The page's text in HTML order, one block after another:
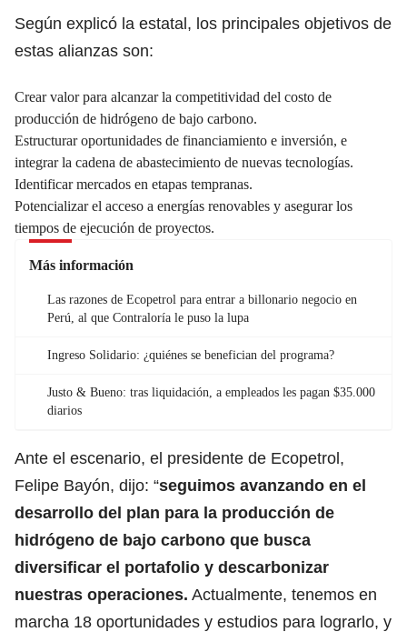
Según explicó la estatal, los principales objetivos de
estas alianzas son:
Crear valor para alcanzar la competitividad del costo de
producción de hidrógeno de bajo carbono.
Estructurar oportunidades de financiamiento e inversión, e
integrar la cadena de abastecimiento de nuevas tecnologías.
Identificar mercados en etapas tempranas.
Potencializar el acceso a energías renovables y asegurar los
tiempos de ejecución de proyectos.
Más información
Las razones de Ecopetrol para entrar a billonario negocio en
Perú, al que Contraloría le puso la lupa
Ingreso Solidario: ¿quiénes se benefician del programa?
Justo & Bueno: tras liquidación, a empleados les pagan $35.000
diarios
Ante el escenario, el presidente de Ecopetrol,
Felipe Bayón, dijo: “seguimos avanzando en el
desarrollo del plan para la producción de
hidrógeno de bajo carbono que busca
diversificar el portafolio y descarbonizar
nuestras operaciones. Actualmente, tenemos en
marcha 18 oportunidades y estudios para lograrlo, y